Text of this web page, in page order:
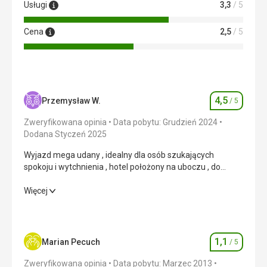
Usługi 3,3 / 5
Cena 2,5/ 5
Przemysław W. Ocena
4,5 / 5
Zweryfikowana opinia
Data pobytu: Grudzień 2024
Dodana Styczeń 2025
Wyjazd mega udany , idealny dla osób szukających
spokoju i wytchnienia , hotel położony na uboczu , do
korki ( są b.często ) .
Wyjazd mega udany , idealny dla osób szukających
Wyżywienie 4,0/ 5
Więcej
Marian Pecuch Ocena
1,1 / 5
Zweryfikowana opinia
Data pobytu: Marzec 2013